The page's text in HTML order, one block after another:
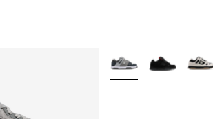
Weitere Farben